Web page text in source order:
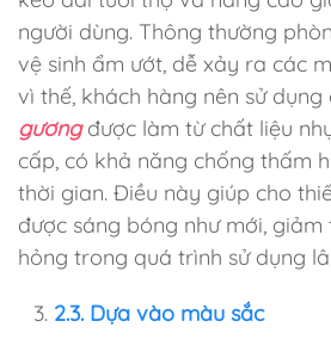
người dùng. Thông thường
vệ sinh ẩm ướt, dễ xảy ra các
vì thế, khách hàng nên sử dụng
gương được làm từ chất liệu
cấp, có khả năng chống thấm
thời gian. Điều này giúp cho
được sáng bóng như mới,
hỏng trong quá trình sử dụng
2.3. Dựa vào màu sắc